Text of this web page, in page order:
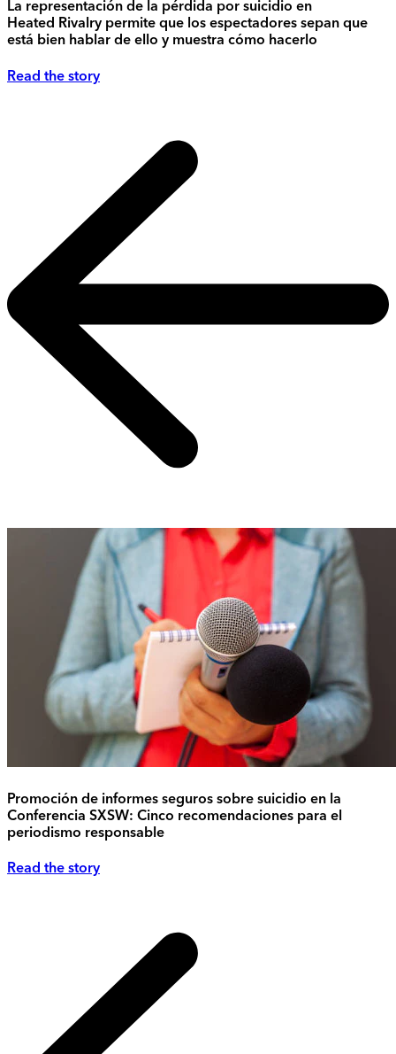
La representación de la pérdida por suicidio en
Heated Rivalry permite que los espectadores sepan que
está bien hablar de ello y muestra cómo hacerlo
Read the story
Promoción de informes seguros sobre suicidio en la
Conferencia SXSW: Cinco recomendaciones para el
periodismo responsable
Read the story